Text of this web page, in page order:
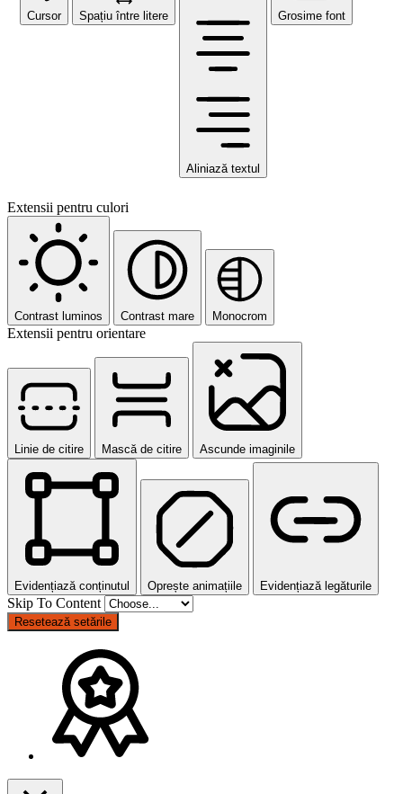
Cursor Spațiu între litere
Aliniază textul
Grosime font
Extensii pentru culori
Contrast luminos Contrast mare Monocrom
Extensii pentru orientare
Linie de citire Mască de citire Ascunde imaginile
Evidențiază conținutul Oprește animațiile Evidențiază legăturile
Skip To Content
Resetează setările